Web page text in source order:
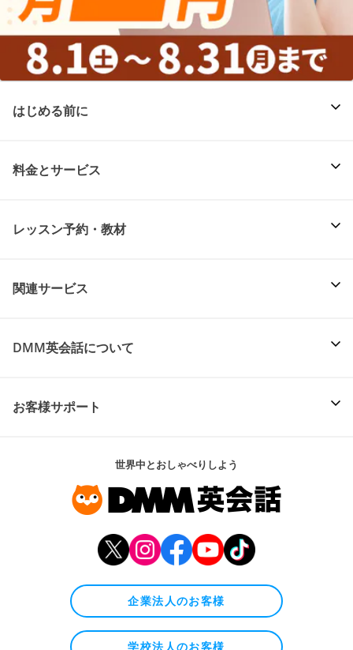
はじめる前に
料金とサービス
レッスン予約・教材
関連サービス
DMM英会話について
お客様サポート
世界中とおしゃべりしよう
企業法人のお客様
学校法人のお客様